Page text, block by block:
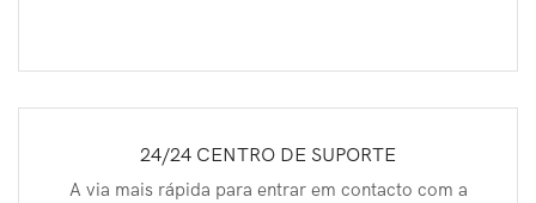
24/24 CENTRO DE SUPORTE
A via mais rápida para entrar em contacto com a